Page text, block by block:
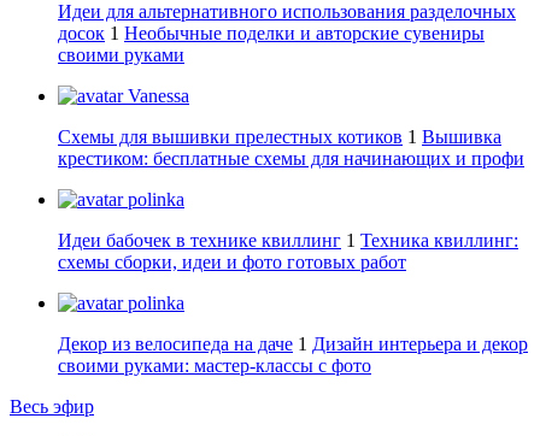
Идеи для альтернативного использования разделочных
досок 1 Необычные поделки и авторские сувениры
своими руками
Vanessa
Схемы для вышивки прелестных котиков 1 Вышивка
крестиком: бесплатные схемы для начинающих и профи
polinka
Идеи бабочек в технике квиллинг 1 Техника квиллинг:
схемы сборки, идеи и фото готовых работ
polinka
Декор из велосипеда на даче 1 Дизайн интерьера и декор
своими руками: мастер-классы с фото
Весь эфир